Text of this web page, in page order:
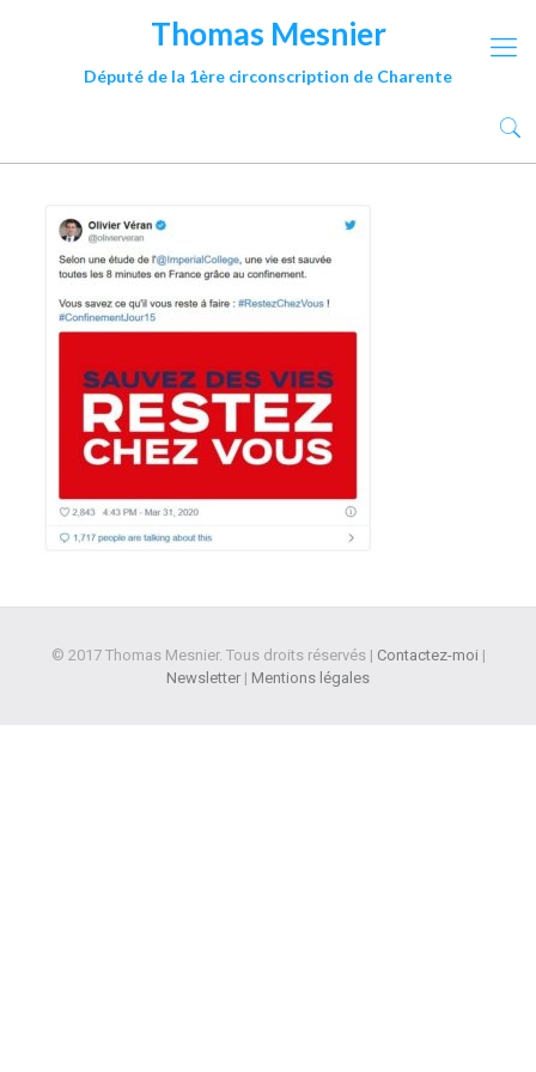
Thomas Mesnier
Député de la 1ère circonscription de Charente
© 2017 Thomas Mesnier. Tous droits réservés | Contactez-moi |
Newsletter | Mentions légales